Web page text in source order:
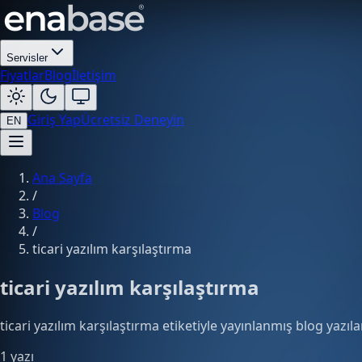
Servisler
FiyatlarBlogİletişim
EN Giriş YapÜcretsiz Deneyin
Ana Sayfa
/
Blog
/
ticari yazılım karşılaştırma
ticari yazılım karşılaştırma
ticari yazılım karşılaştırma etiketiyle yayınlanmış blog
1 yazı